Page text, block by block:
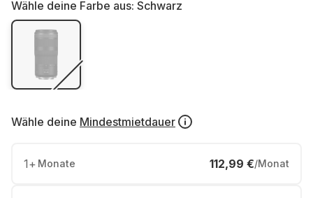
Wähle deine Farbe aus: Schwarz
Wähle deine Mindestmietdauer
1+ Monate 112,99 €/Monat